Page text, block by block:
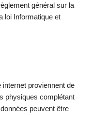
général sur la
loi Informatique et
proviennent de
physiques complétant
peuvent être